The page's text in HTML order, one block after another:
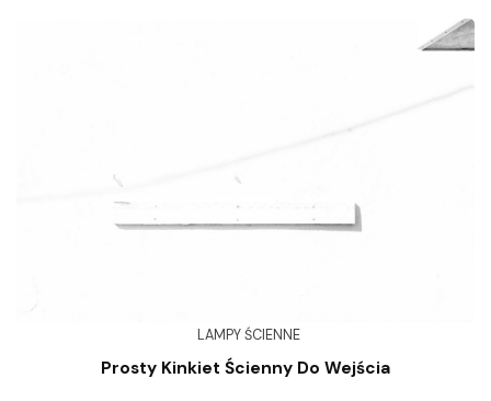
LAMPY ŚCIENNE
Prosty Kinkiet Ścienny Do Wejścia